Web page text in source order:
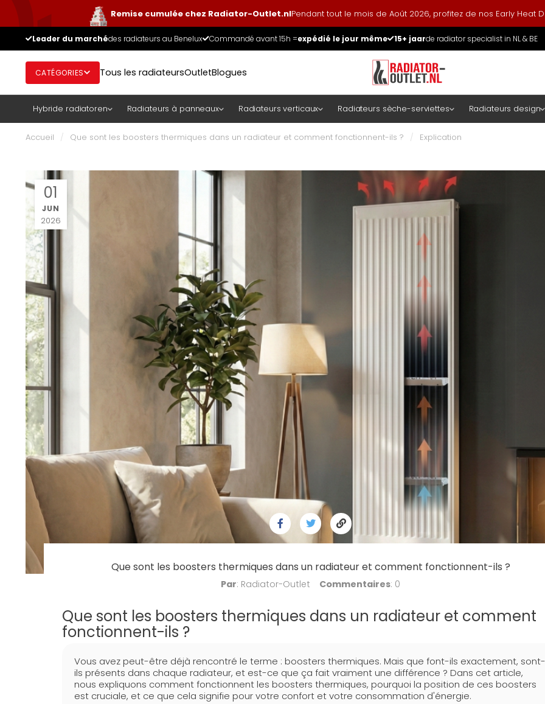
Remise cumulée chez Radiator-Outlet.nlPendant tout le mois de Août 2026, profitez de nos Early Heat
Leader du marchédes radiateurs au Benelux Commandé avant 15h =expédié le jour même 15+ jaarde radiator specialist in NL & BE
CATÉGORIES Tous les radiateursOutletBlogues
Hybride radiatoren Radiateurs à panneaux Radiateurs verticaux Radiateurs sèche-serviettes Radiateurs design
Accueil / Que sont les boosters thermiques dans un radiateur et comment fonctionnent-ils ? / Explication
01
JUN
2026
Que sont les boosters thermiques dans un radiateur et comment fonctionnent-ils ?
Par: Radiator-Outlet Commentaires: 0
Que sont les boosters thermiques dans un radiateur et comment
fonctionnent-ils ?
Vous avez peut-être déjà rencontré le terme : boosters thermiques. Mais que font-ils exactement, sont-
ils présents dans chaque radiateur, et est-ce que ça fait vraiment une différence ? Dans cet article,
nous expliquons comment fonctionnent les boosters thermiques, pourquoi la position de ces boosters
est cruciale, et ce que cela signifie pour votre confort et votre consommation d'énergie.